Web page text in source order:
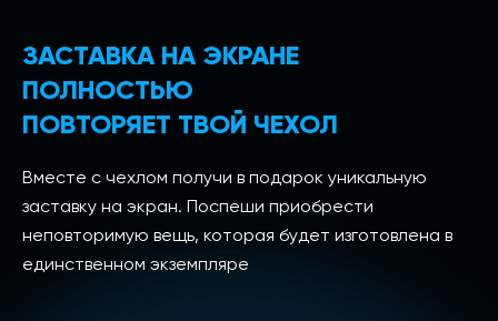
ЗАСТАВКА НА ЭКРАНЕ
ПОЛНОСТЬЮ
ПОВТОРЯЕТ ТВОЙ ЧЕХОЛ
Вместе с чехлом получи в подарок уникальную
заставку на экран. Поспеши приобрести
неповторимую вещь, которая будет изготовлена в
единственном экземпляре